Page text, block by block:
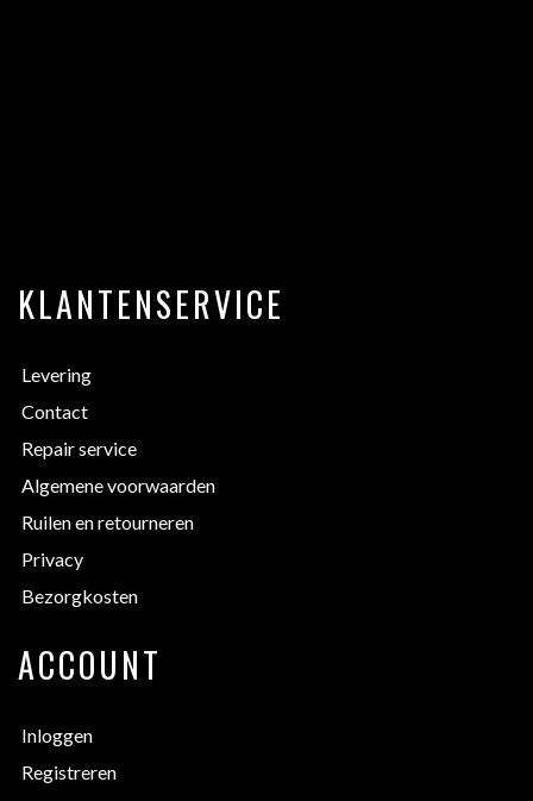
KLANTENSERVICE
Levering
Contact
Repair service
Algemene voorwaarden
Ruilen en retourneren
Privacy
Bezorgkosten
ACCOUNT
Inloggen
Registreren